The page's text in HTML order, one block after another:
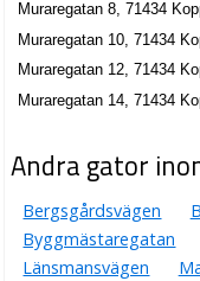
Muraregatan 8, 71434
Muraregatan 10, 71434
Muraregatan 12, 71434
Muraregatan 14, 71434
Andra gator
Bergsgårdsvägen
Byggmästaregatan
Länsmansvägen